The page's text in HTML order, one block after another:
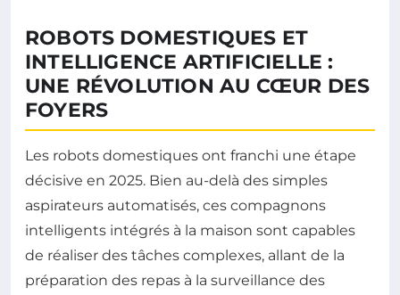
ROBOTS DOMESTIQUES ET
INTELLIGENCE ARTIFICIELLE :
UNE RÉVOLUTION AU CŒUR DES
FOYERS
Les robots domestiques ont franchi une étape
décisive en 2025. Bien au-delà des simples
aspirateurs automatisés, ces compagnons
intelligents intégrés à la maison sont capables
de réaliser des tâches complexes, allant de la
préparation des repas à la surveillance des